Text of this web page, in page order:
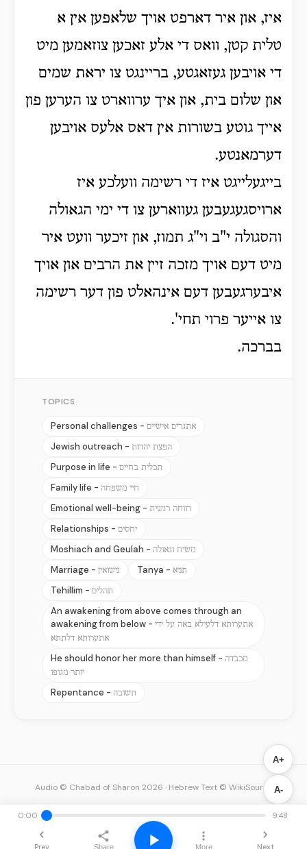
איז, און איר דארפט אויך שלאפען אין א
טלית קטן, וואס די אלע זאכען צוזאמען מיט
די אויבען געזאגטע, בריינגט צו יראת שמים
און שלום בית, און איך ערווארט צו הערען פון
אייך גוטע בשורות אין דאס אלעס אויבען
דערמאנטע.
בייגעלייגט איז די רשימה וועלכע איז
ארויסגעגעבען געווארען צו די ימי הגאולה
והסגולה י"ב וי"ג תמוז, און זיכער וועט איר
מיט דעם אויך מזכה זיין את הרבים און אויך
איבערגעבען דעם אינהאלט פון דער רשימה
צו אייער פרוי תחי'.
בברכה.
TOPICS
Personal challenges - אתגרים אישיים
Jewish outreach - הפצת יהדות
Purpose in life - תכלית בחיים
Family life - חיי משפחה
Emotional well-being - רווחה רגשית
Relationships - יחסים
Moshiach and Geulah - משיח וגאולה
Marriage - נישואין Tanya - תניא
Tehillim - תהלים
An awakening from above comes through an
awakening from below - אתערותא דלעילא באה על ידי
אתערותא דלתתא
He should honor her more than himself - מכבדה
יותר מגופו
Repentance - תשובה
A+
A-
0:00 9:48
Prev Share More Next
Audio © Chabad of Sharon 2026 · Hebrew Text © WikiSource